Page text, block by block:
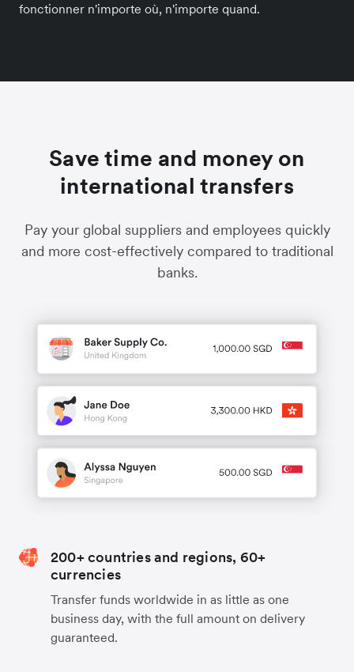
fonctionner n'importe où, n'importe quand.
Save time and money on
international transfers
Pay your global suppliers and employees quickly
and more cost-effectively compared to traditional
banks.
200+ countries and regions, 60+
currencies
Transfer funds worldwide in as little as one
business day, with the full amount on delivery
guaranteed.